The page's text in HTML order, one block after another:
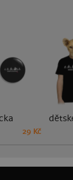
29 Kč